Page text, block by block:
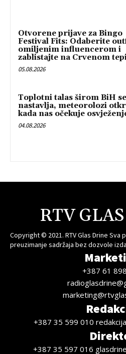
Otvorene prijave za Bingo
Festival Fits: Odaberite
omiljenim influencerom i
zablistajte na Crvenom
05.08.2026
Toplotni talas širom BiH se
nastavlja, meteorolozi
kada nas očekuje
04.08.2026
RTV
Copyright © 2021. RTV Glas Drine Sva
preuzimanje sadržaja bez dozvole
+387 61
+387 35 599 010
+387 35 597 016